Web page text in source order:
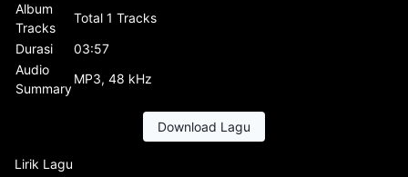
Album
Tracks
Total 1 Tracks
Durasi
03:57
Audio
Summary
MP3, 48 kHz
Download Lagu
Lirik Lagu